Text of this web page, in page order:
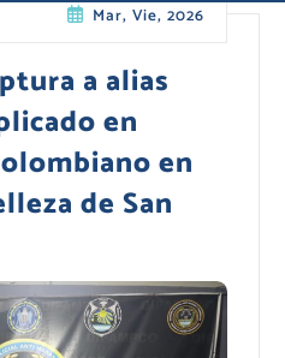
Mar, Vie, 2026
a alias
en
en
de San